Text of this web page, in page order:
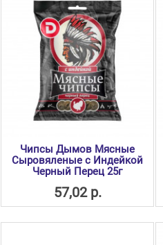
Чипсы Дымов Мясные
Сыровяленые с Индейкой
Черный Перец 25г
57,02 р.